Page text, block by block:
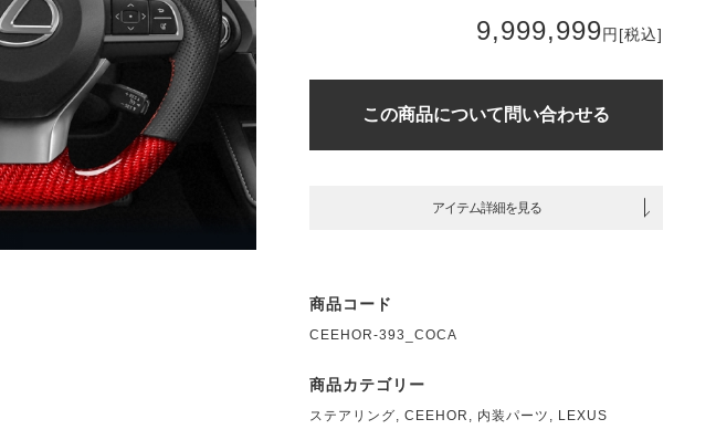
9,999,999円 [税込]
この商品について問い合わせる
アイテム詳細を見る
商品コード
CEEHOR-393_COCA
商品カテゴリー
ステアリング, CEEHOR , 内装パーツ , LEXUS